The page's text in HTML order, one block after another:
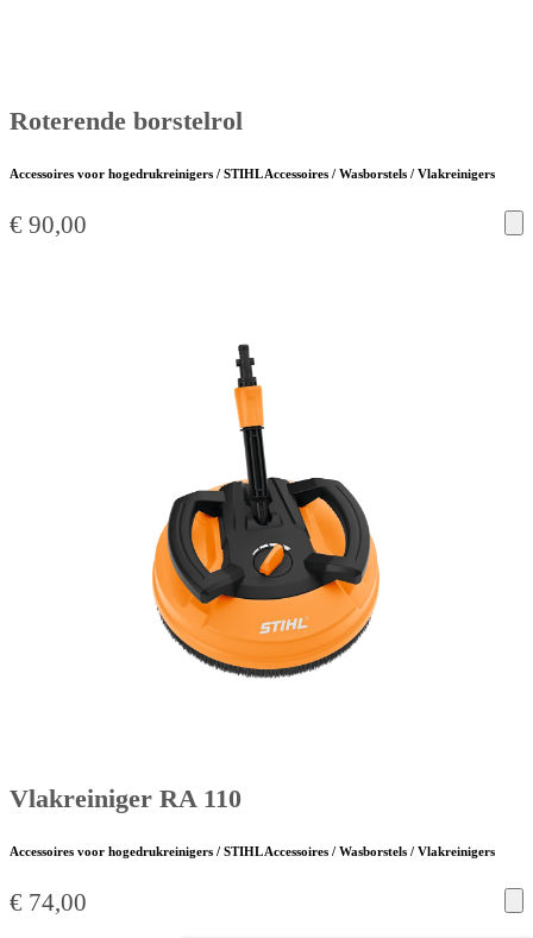
Roterende borstelrol
Accessoires voor hogedrukreinigers / STIHL Accessoires / Wasborstels / Vlakreinigers
€ 90,00
Vlakreiniger RA 110
Accessoires voor hogedrukreinigers / STIHL Accessoires / Wasborstels / Vlakreinigers
€ 74,00